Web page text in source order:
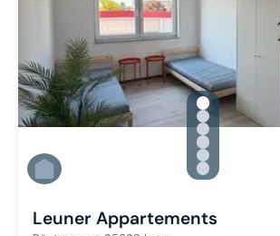
Zu Slide 1
Zu Slide 2
Zu Slide 3
Zu Slide 4
Zu Slide 5
Zu Slide 6
Leuner Appartements